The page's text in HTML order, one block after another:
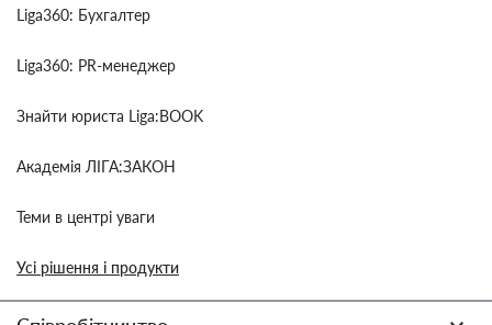
Liga360: Бухгалтер
Liga360: PR-менеджер
Знайти юриста Liga:BOOK
Академія ЛІГА:ЗАКОН
Теми в центрі уваги
Усі рішення і продукти